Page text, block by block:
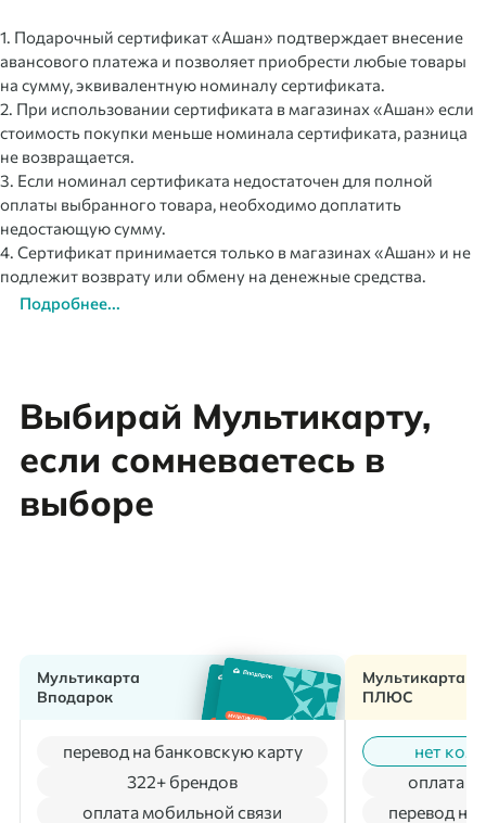
1. Подарочный сертификат «Ашан» подтверждает внесение
авансового платежа и позволяет приобрести любые товары
на сумму, эквивалентную номиналу сертификата.
2. При использовании сертификата в магазинах «Ашан» если
стоимость покупки меньше номинала сертификата, разница
не возвращается.
3. Если номинал сертификата недостаточен для полной
оплаты выбранного товара, необходимо доплатить
недостающую сумму.
4. Сертификат принимается только в магазинах «Ашан» и не
подлежит возврату или обмену на денежные средства.
Подробнее...
Выбирай Мультикарту,
если сомневаетесь в
выборе
Мультикарта
Вподарок
оплата мобильной связи
перевод на банковскую карту
322+ брендов
Мультикарта
ПЛЮС
нет
оплата
перевод на